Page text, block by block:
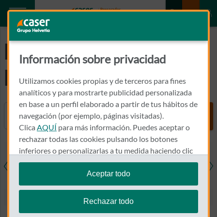
Preguntas
Frecuentes
Buscador
Salud Hogar Coche
Información sobre privacidad
Utilizamos cookies propias y de terceros para fines
analíticos y para mostrarte publicidad personalizada
en base a un perfil elaborado a partir de tus hábitos de
navegación (por ejemplo, páginas visitadas).
Clica AQUÍ para más información. Puedes aceptar o
rechazar todas las cookies pulsando los botones
inferiores o personalizarlas a tu medida haciendo clic
en"configurar cookies".
Te recordamos que puedes modificar tus ajustes de
cookies en cualquier momento en la sección
Aceptar todo
Rechazar todo